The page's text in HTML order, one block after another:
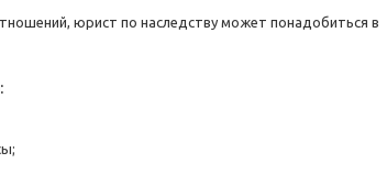
юрист по наследству может понадобиться в